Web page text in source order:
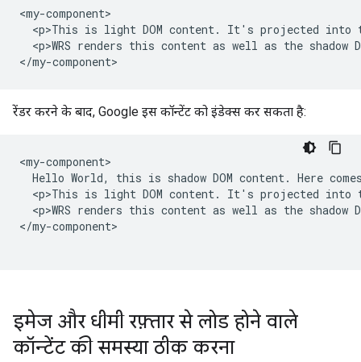
<my-component>
<p>This is light DOM content. It's projected into
<p>WRS renders this content as well as the shadow
</my-component>
रेंडर करने के बाद, Google इस कॉन्टेंट को इंडेक्स कर सकता है:
<my-component>
Hello World, this is shadow DOM content. Here
<p>This is light DOM content. It's projected into
<p>WRS renders this content as well as the shadow
</my-component>
इमेज और धीमी रफ़्तार से लोड होने वाले
कॉन्टेंट की समस्या ठीक करना